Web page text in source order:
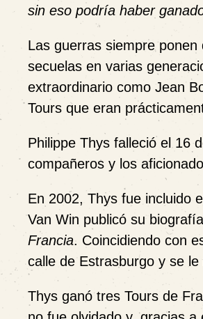
sin eso podría haber
Las guerras siempre
secuelas en varias
extraordinario como Jean
Tours que eran
Philippe Thys falleció el 16
compañeros y los
En 2002, Thys fue incluido
Van Win publicó su
Francia. Coincidiendo con
calle de Estrasburgo y se
Thys ganó tres Tours de